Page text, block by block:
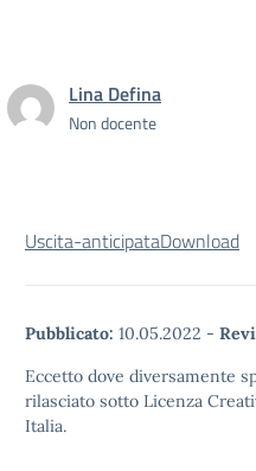
Lina Defina
Non docente
Uscita-anticipataDownload
Pubblicato: 10.05.2022 -
Eccetto dove diversamente
rilasciato sotto Licenza
Italia.